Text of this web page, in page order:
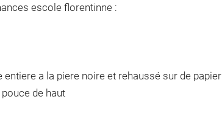
escole florentinne :
a la piere noire et rehaussé sur de papier
de haut